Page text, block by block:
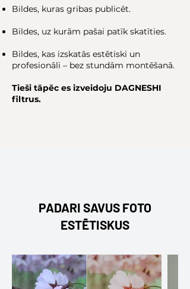
Bildes, kuras gribas publicēt.
Bildes, uz kurām pašai patīk skatīties.
Bildes, kas izskatās estētiski un
profesionāli – bez stundām montēšanā.
Tieši tāpēc es izveidoju DAGNESHI
filtrus.
PADARI SAVUS FOTO
ESTĒTISKUS